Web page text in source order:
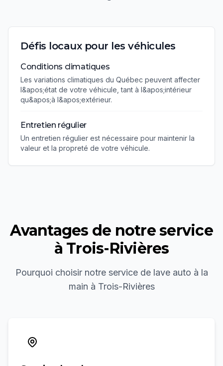
Défis locaux pour les véhicules
Conditions climatiques
Les variations climatiques du Québec peuvent affecter
l&apos;état de votre véhicule, tant à l&apos;intérieur
qu&apos;à l&apos;extérieur.
Entretien régulier
Un entretien régulier est nécessaire pour maintenir la
valeur et la propreté de votre véhicule.
Avantages de notre service
à Trois-Rivières
Pourquoi choisir notre service de lave auto à la
main à Trois-Rivières